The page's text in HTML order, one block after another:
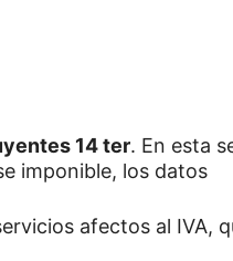
14 ter. En esta
imponible, los datos
afectos al IVA,